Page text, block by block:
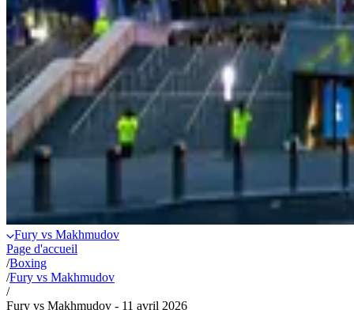
Fury vs Makhmudov
Page d'accueil
/Boxing
/Fury vs Makhmudov
/
Fury vs Makhmudov - 11 avril 2026